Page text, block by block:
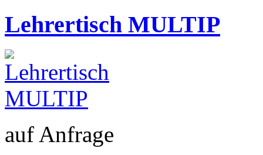
Lehrertisch MULTIP
auf Anfrage